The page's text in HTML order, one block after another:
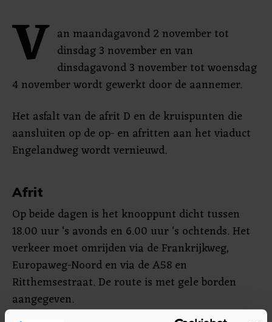
V an maandagavond 2 november tot
dinsdag 3 november en van
dinsdagavond 3 november tot woensdag
4 november wordt gewerkt door de aannemer.
Het asfalt van de afrit D en de kruispunten die
aansluiten op de op- en afritten aan het viaduct
Engelandweg wordt vernieuwd.
Afrit
Op beide dagen is het knooppunt dicht tussen
18.00 uur ‘s avonds en 6.00 uur ‘s ochtends. Het
verkeer moet omrijden via de Frankrijkweg,
Europaweg-Noord en via de A58 en
Ritthemsestraat. De route is met gele borden
aangegeven.